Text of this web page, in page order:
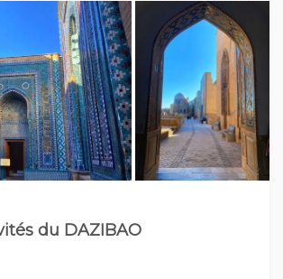
du DAZIBAO